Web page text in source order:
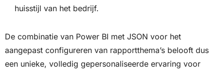
huisstijl van het bedrijf.
De combinatie van Power BI met JSON voor het
aangepast configureren van rapportthema’s belooft dus
een unieke, volledig gepersonaliseerde ervaring voor